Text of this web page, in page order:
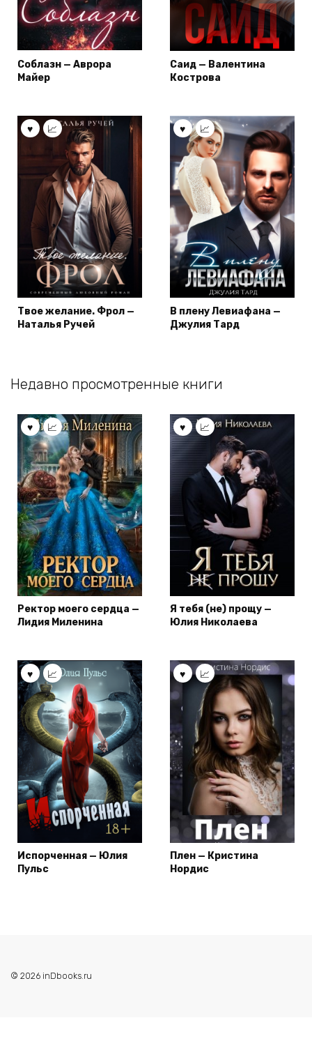
Соблазн — Аврора
Майер
Саид — Валентина
Кострова
Твое желание. Фрол —
Наталья Ручей
В плену Левиафана —
Джулия Тард
Недавно просмотренные книги
Ректор моего сердца —
Лидия Миленина
Я тебя (не) прощу —
Юлия Николаева
Испорченная — Юлия
Пульс
Плен — Кристина
Нордис
© 2026 inDbooks.ru